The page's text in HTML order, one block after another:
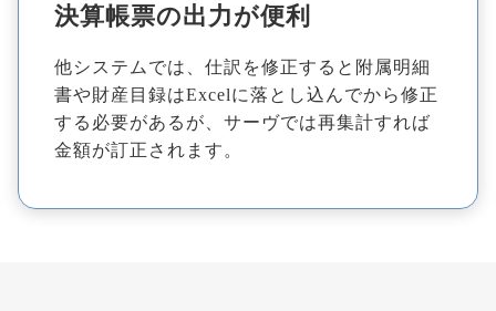
決算帳票の出力が便利
他システムでは、仕訳を修正すると附属明細
書や財産目録はExcelに落とし込んでから修正
する必要があるが、サーヴでは再集計すれば
金額が訂正されます。